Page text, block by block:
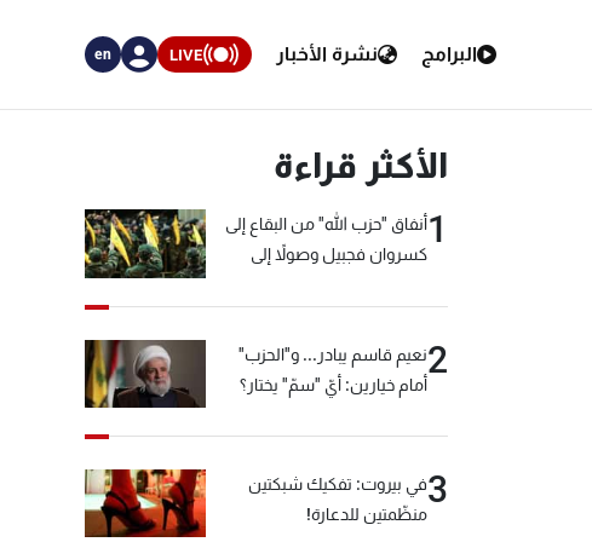
البرامج نشرة الأخبار LIVE
en
الأكثر قراءة
1أنفاق "حزب الله" من البقاع إلى
كسروان فجبيل وصولاً إلى
2نعيم قاسم يبادر... و"الحزب"
أمام خيارين: أيّ "سمّ" يختار؟
3في بيروت: تفكيك شبكتين
منظّمتين للدعارة!